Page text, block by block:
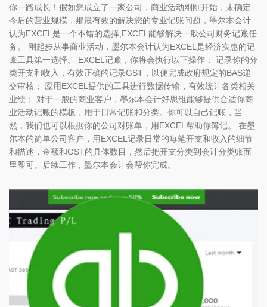
你一路成长！假如您成立了一家公司，商业活动刚刚开始，未确定
今后的营业规模，那最有效的解决您的专业记账问题，墨尔本会计
认为EXCEL是一个不错的选择,EXCEL能够解决一般公司财务记账任
务。 刚起步从事商业活动，墨尔本会计认为EXCEL是经济实惠的记
账工具第一选择。 EXCEL记账，你将会执行以下操作： 记录你的分
类开支和收入，有效正确的记录GST，以便完成政府规定的BAS递
交审核； 应用EXCEL提供的工具进行数据传输，有效统计各类相关
业绩； 对于一般的商业客户，墨尔本会计好思维能够提供合适你商
业活动记账的模板，用于日常记账和分类。你可以自己记账，当
然，我们也可以根据你的公司对账单，用EXCEL帮助你簿记。 在墨
尔本的简单公司客户，用EXCEL记录日常的每笔开支和收入的细节
和描述，金额和GST的具体数目，然后把开支分类到会计分类账面
里即可。后续工作，墨尔本会计会帮你完成。